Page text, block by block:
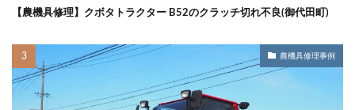
【農機具修理】クボタトラクター B52のクラッチ切れ不良(御代田町)
農機具修理事例